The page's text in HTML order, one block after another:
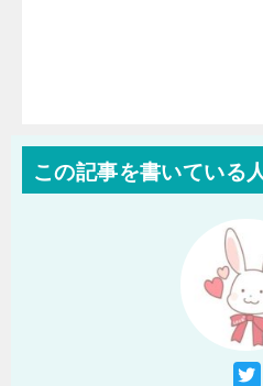
この記事を書いている